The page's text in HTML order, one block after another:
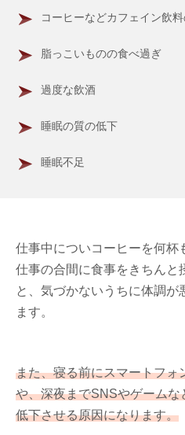
コーヒーなどカフェイン飲
脂っこいものの食べ過ぎ
過度な飲酒
睡眠の質の低下
睡眠不足
仕事中についコーヒーを何杯
仕事の合間に食事をきちんと
と、気づかないうちに体調が
ます。
また、寝る前にスマートフォ
や、深夜までSNSやゲーム
低下させる原因になります。